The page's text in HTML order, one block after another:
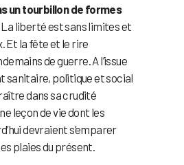
un tourbillon de formes
La liberté est sans limites et
Et la fête et le rire
de guerre. A l’issue
sanitaire, politique et social
dans sa crudité
leçon de vie dont les
devraient s’emparer
plaies du présent.